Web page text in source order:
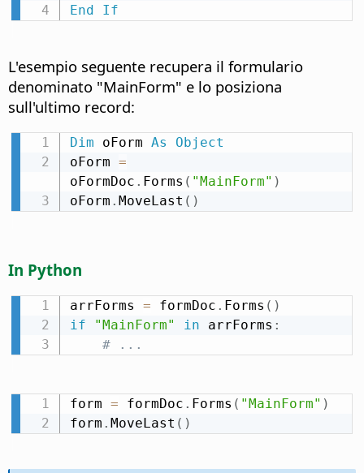
End
If
L'esempio seguente recupera il formulario
denominato "MainForm" e lo posiziona
sull'ultimo record:
Dim oForm As
Object
oForm =
oFormDoc . Forms ( "MainForm" )
oForm . MoveLast ( )
In Python
arrForms = formDoc . Forms ( )
if
"MainForm" in arrForms :
# ...
form = formDoc . Forms ( "MainForm" )
form . MoveLast ( )